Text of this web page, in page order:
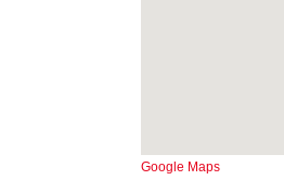
Google Maps